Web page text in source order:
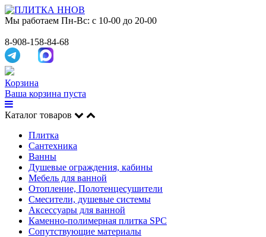
Мы работаем Пн-Вс: с 10-00 до 20-00
8-908-158-84-68
Корзина
Ваша корзина пуста
Каталог товаров
Плитка
Сантехника
Ванны
Душевые ограждения, кабины
Мебель для ванной
Отопление, Полотенцесушители
Смесители, душевые системы
Аксессуары для ванной
Каменно-полимерная плитка SPC
Сопутствующие материалы